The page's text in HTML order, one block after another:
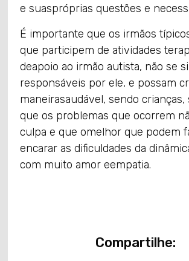
e suaspróprias questões e
É importante que os irmãos
que participem de atividades
deapoio ao irmão autista, não se
responsáveis por ele, e possam
maneirasaudável, sendo crianças,
que os problemas que ocorrem
culpa e que omelhor que podem
encarar as dificuldades da
com muito amor eempatia.
Compartilhe: